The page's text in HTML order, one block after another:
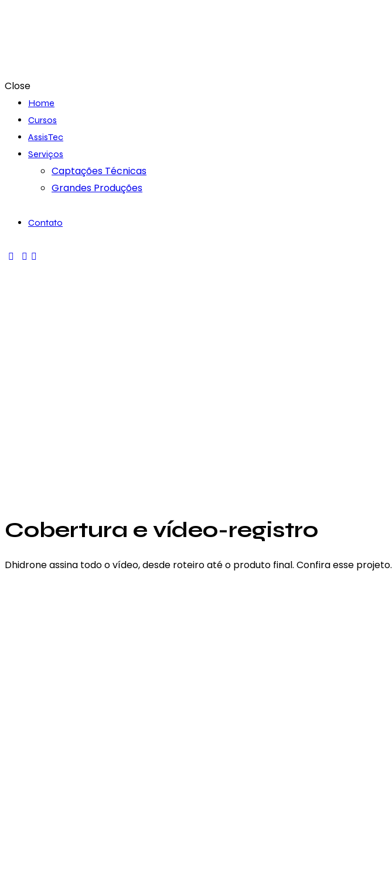
Close
Home
Cursos
AssisTec
Serviços
Captações Técnicas
Grandes Produções
Contato
Cobertura e vídeo-registro
Dhidrone assina todo o vídeo, desde roteiro até o produto final. Confira esse projeto.